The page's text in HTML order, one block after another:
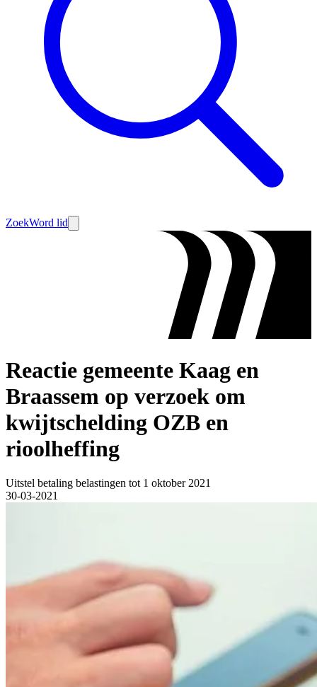
ZoekWord lid
Reactie gemeente Kaag en
Braassem op verzoek om
kwijtschelding OZB en
rioolheffing
Uitstel betaling belastingen tot 1 oktober 2021
30-03-2021